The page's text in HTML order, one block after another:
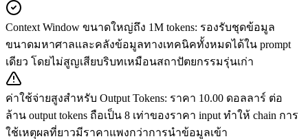
Context Window ขนาดใหญ่ถึง 1M tokens: รองรับชุดข้อมูล
ขนาดมหาศาลและคลังข้อมูลทางเทคนิคทั้งหมดได้ใน prompt
เดียว โดยไม่สูญเสียบริบทเหมือนสถาปัตยกรรมรุ่นเก่า
ค่าใช้จ่ายสูงสำหรับ Output Tokens: ราคา 10.00 ดอลลาร์ ต่อ
ล้าน output tokens ถือเป็น 8 เท่าของราคา input ทำให้ chain การ
ใช้เหตุผลที่ยาวมีราคาแพงกว่าการนำข้อมูลเข้า